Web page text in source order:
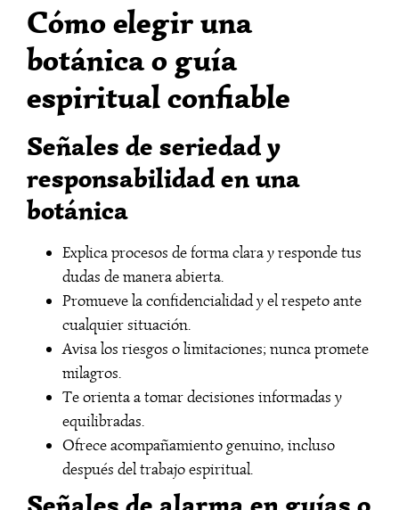
Cómo elegir una
botánica o guía
espiritual confiable
Señales de seriedad y
responsabilidad en una
botánica
Explica procesos de forma clara y responde tus
dudas de manera abierta.
Promueve la confidencialidad y el respeto ante
cualquier situación.
Avisa los riesgos o limitaciones; nunca promete
milagros.
Te orienta a tomar decisiones informadas y
equilibradas.
Ofrece acompañamiento genuino, incluso
después del trabajo espiritual.